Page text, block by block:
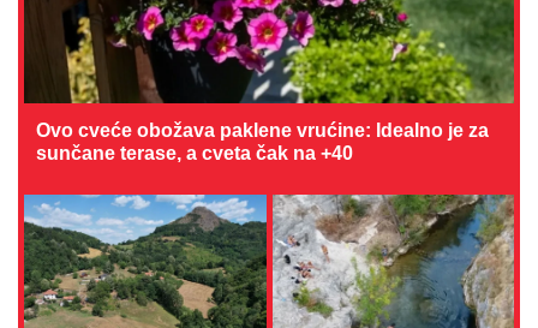
Ovo cveće obožava paklene vrućine: Idealno je za
sunčane terase, a cveta čak na +40